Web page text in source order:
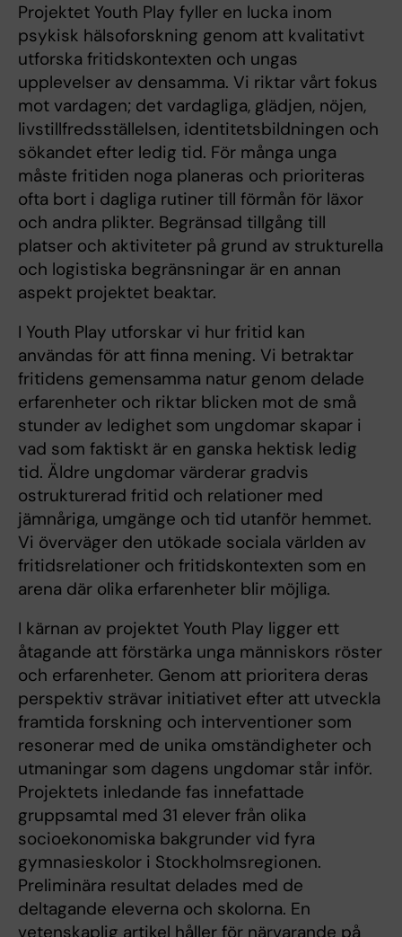
Projektet Youth Play fyller en lucka inom
psykisk hälsoforskning genom att kvalitativt
utforska fritidskontexten och ungas
upplevelser av densamma. Vi riktar vårt fokus
mot vardagen; det vardagliga, glädjen, nöjen,
livstillfredsställelsen, identitetsbildningen och
sökandet efter ledig tid. För många unga
måste fritiden noga planeras och prioriteras
ofta bort i dagliga rutiner till förmån för läxor
och andra plikter. Begränsad tillgång till
platser och aktiviteter på grund av strukturella
och logistiska begränsningar är en annan
aspekt projektet beaktar.
I Youth Play utforskar vi hur fritid kan
användas för att finna mening. Vi betraktar
fritidens gemensamma natur genom delade
erfarenheter och riktar blicken mot de små
stunder av ledighet som ungdomar skapar i
vad som faktiskt är en ganska hektisk ledig
tid. Äldre ungdomar värderar gradvis
ostrukturerad fritid och relationer med
jämnåriga, umgänge och tid utanför hemmet.
Vi överväger den utökade sociala världen av
fritidsrelationer och fritidskontexten som en
arena där olika erfarenheter blir möjliga.
I kärnan av projektet Youth Play ligger ett
åtagande att förstärka unga människors röster
och erfarenheter. Genom att prioritera deras
perspektiv strävar initiativet efter att utveckla
framtida forskning och interventioner som
resonerar med de unika omständigheter och
utmaningar som dagens ungdomar står inför.
Projektets inledande fas innefattade
gruppsamtal med 31 elever från olika
socioekonomiska bakgrunder vid fyra
gymnasieskolor i Stockholmsregionen.
Preliminära resultat delades med de
deltagande eleverna och skolorna. En
vetenskaplig artikel håller för närvarande på